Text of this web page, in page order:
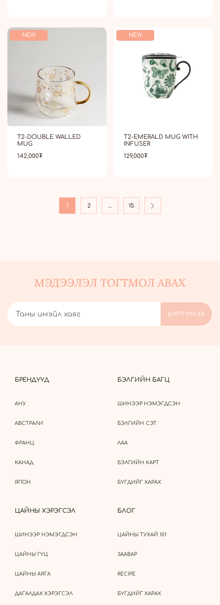
NEW
T2-DOUBLE WALLED
MUG
142,000₮
NEW
T2-EMERALD MUG WITH
INFUSER
129,000₮
1 2 … 15
МЭДЭЭЛЭЛ ТОГТМОЛ АВАХ
БРЕНДҮҮД
АНУ
АВСТРАЛИ
ФРАНЦ
КАНАД
ЯПОН
БЭЛГИЙН БАГЦ
ШИНЭЭР НЭМЭГДСЭН
БЭЛГИЙН СЭТ
ЛАА
БЭЛГИЙН КАРТ
БҮГДИЙГ ХАРАХ
ЦАЙНЫ ХЭРЭГСЭЛ
ШИНЭЭР НЭМЭГДСЭН
ЦАЙНЫ ГҮЦ
ЦАЙНЫ АЯГА
ДАГАЛДАХ ХЭРЭГСЭЛ
БЛОГ
ЦАЙНЫ ТУХАЙ 101
ЗААВАР
RECIPE
БҮГДИЙГ ХАРАХ